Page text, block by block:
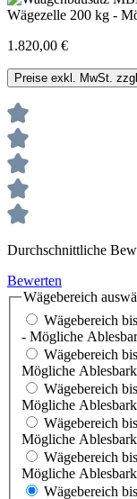
1.820,00 €
Preise exkl. MwSt.
Durchschnittliche
Bewerten
Wägebereich
Wägebereich
- Mögliche
Wägebereich
Mögliche
Wägebereich
Mögliche
Wägebereich
Mögliche
Wägebereich
Mögliche
Wägebereich